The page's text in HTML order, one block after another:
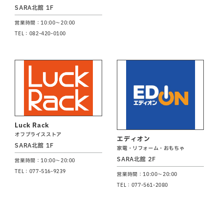
SARA北館 1F
営業時間：10:00～20:00
TEL：082-420-0100
Luck Rack
オフプライスストア
SARA北館 1F
営業時間：10:00～20:00
TEL：077-516-9239
エディオン
家電・リフォーム・おもちゃ
SARA北館 2F
営業時間：10:00～20:00
TEL：077-561-2080